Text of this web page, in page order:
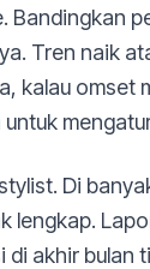
Tren naik
kalau omset
Di
lengkap.
akhir bulan